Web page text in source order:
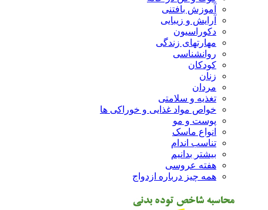
آموزش بافتنی
آرایش و زیبایی
دکوراسیون
مهارتهای زندگی
روانشناسی
کودکان
زنان
مردان
تغذیه و سلامتی
خواص مواد غذایی و خوراکی ها
پوست و مو
انواع ماسک
تناسب اندام
بیشتر بدانیم
هفته عروسی
همه چیز درباره ازدواج